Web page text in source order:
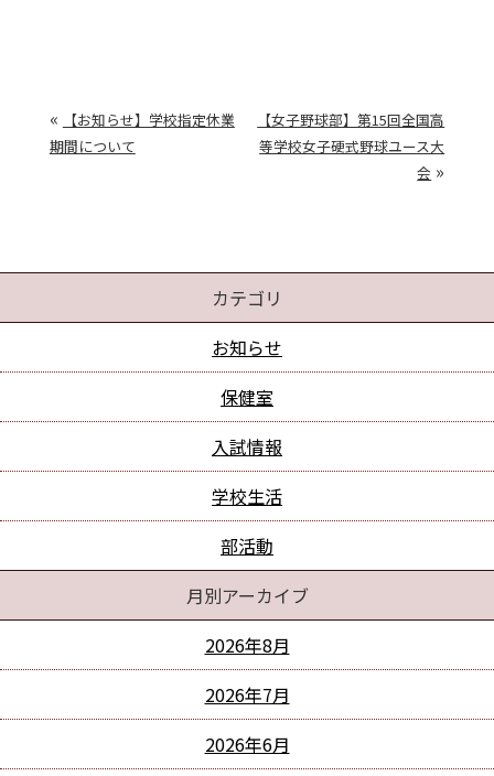
«
【お知らせ】学校指定休業
期間について
【女子野球部】第15回全国高
等学校女子硬式野球ユース大
会 »
カテゴリ
お知らせ
保健室
入試情報
学校生活
部活動
月別アーカイブ
2026年8月
2026年7月
2026年6月